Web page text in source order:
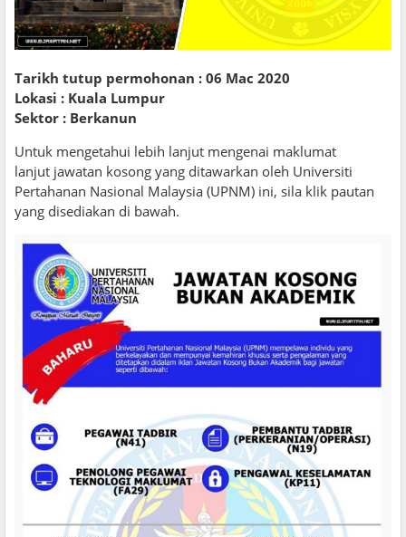
Tarikh tutup permohonan : 06 Mac 2020
Lokasi : Kuala Lumpur
Sektor : Berkanun
Untuk mengetahui lebih lanjut mengenai maklumat
lanjut jawatan kosong yang ditawarkan oleh Universiti
Pertahanan Nasional Malaysia (UPNM) ini, sila klik pautan
yang disediakan di bawah.